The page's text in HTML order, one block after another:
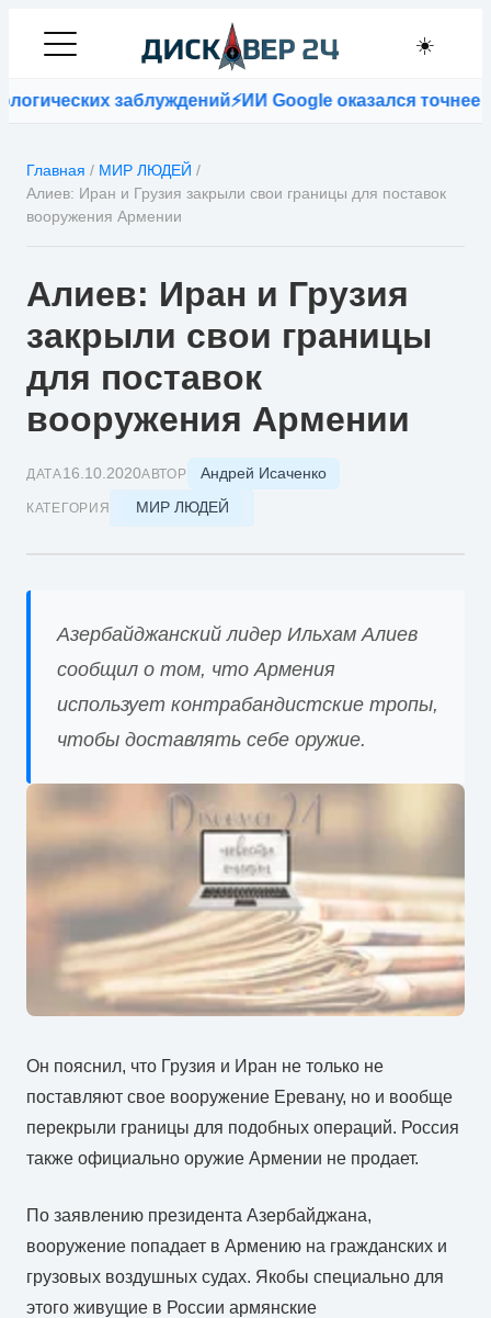
☀️
заблуждений⚡ИИ Google оказался точнее
Главная / МИР ЛЮДЕЙ /
Алиев: Иран и Грузия закрыли свои границы для поставок
вооружения Армении
Алиев: Иран и Грузия
закрыли свои границы
для поставок
вооружения Армении
ДАТА16.10.2020АВТОР Андрей Исаченко
КАТЕГОРИЯ МИР ЛЮДЕЙ
Азербайджанский лидер Ильхам Алиев
сообщил о том, что Армения
использует контрабандистские тропы,
чтобы доставлять себе оружие.
Он пояснил, что Грузия и Иран не только не
поставляют свое вооружение Еревану, но и вообще
перекрыли границы для подобных операций. Россия
также официально оружие Армении не продает.
По заявлению президента Азербайджана,
вооружение попадает в Армению на гражданских и
грузовых воздушных судах. Якобы специально для
этого живущие в России армянские